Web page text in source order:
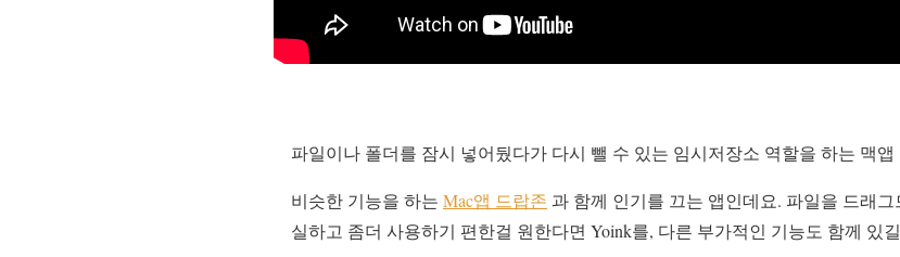
파일이나 폴더를 잠시 넣어뒀다가 다시 뺄 수 있는 임시저장소 역할을 하는 맥앱
비슷한 기능을 하는 Mac앱 드랍존 과 함께 인기를 끄는 앱인데요. 파일을 드래
실하고 좀더 사용하기 편한걸 원한다면 Yoink를, 다른 부가적인 기능도 함께 있